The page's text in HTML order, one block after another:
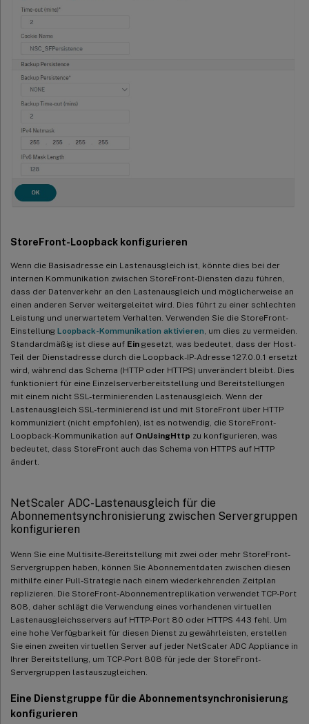
StoreFront-Loopback konfigurieren
Wenn die Basisadresse ein Lastenausgleich ist, könnte dies bei der
internen Kommunikation zwischen StoreFront-Diensten dazu führen,
dass der Datenverkehr an den Lastenausgleich und möglicherweise an
einen anderen Server weitergeleitet wird. Dies führt zu einer schlechten
Leistung und unerwartetem Verhalten. Verwenden Sie die StoreFront-
Einstellung Loopback-Kommunikation aktivieren, um dies zu vermeiden.
Standardmäßig ist diese auf Ein gesetzt, was bedeutet, dass der Host-
Teil der Dienstadresse durch die Loopback-IP-Adresse 127.0.0.1 ersetzt
wird, während das Schema (HTTP oder HTTPS) unverändert bleibt. Dies
funktioniert für eine Einzelserverbereitstellung und Bereitstellungen
mit einem nicht SSL-terminierenden Lastenausgleich. Wenn der
Lastenausgleich SSL-terminierend ist und mit StoreFront über HTTP
kommuniziert (nicht empfohlen), ist es notwendig, die StoreFront-
Loopback-Kommunikation auf OnUsingHttp zu konfigurieren, was
bedeutet, dass StoreFront auch das Schema von HTTPS auf HTTP
ändert.
NetScaler ADC-Lastenausgleich für die
Abonnementsynchronisierung zwischen Servergruppen
konfigurieren
Wenn Sie eine Multisite-Bereitstellung mit zwei oder mehr StoreFront-
Servergruppen haben, können Sie Abonnementdaten zwischen diesen
mithilfe einer Pull-Strategie nach einem wiederkehrenden Zeitplan
replizieren. Die StoreFront-Abonnementreplikation verwendet TCP-Port
808, daher schlägt die Verwendung eines vorhandenen virtuellen
Lastenausgleichsservers auf HTTP-Port 80 oder HTTPS 443 fehl. Um
eine hohe Verfügbarkeit für diesen Dienst zu gewährleisten, erstellen
Sie einen zweiten virtuellen Server auf jeder NetScaler ADC Appliance in
Ihrer Bereitstellung, um TCP-Port 808 für jede der StoreFront-
Servergruppen lastauszugleichen.
Eine Dienstgruppe für die Abonnementsynchronisierung
konfigurieren